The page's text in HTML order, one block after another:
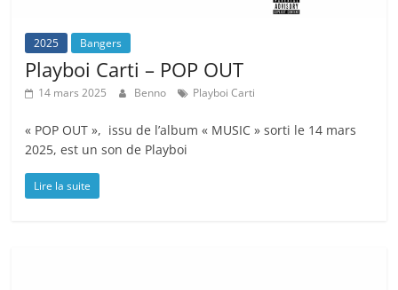
2025 Bangers
Playboi Carti – POP OUT
14 mars 2025 Benno Playboi Carti
« POP OUT », issu de l’album « MUSIC » sorti le 14 mars
2025, est un son de Playboi
Lire la suite